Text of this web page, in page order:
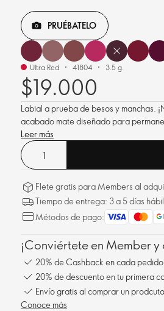
PRUÉBATELO
Ultra Red 41804 3.5 g.
$19.000
Labial a prueba de besos y manchas.
acabado mate diseñado para
Leer más
Flete gratis para Members al
Tiempo de entrega: 3 a 5 días
Métodos de pago:
¡Conviértete en Member
20% de Cashback en cada pedido
20% de descuento en tu primera
Envío gratis al comprar un
Conoce más